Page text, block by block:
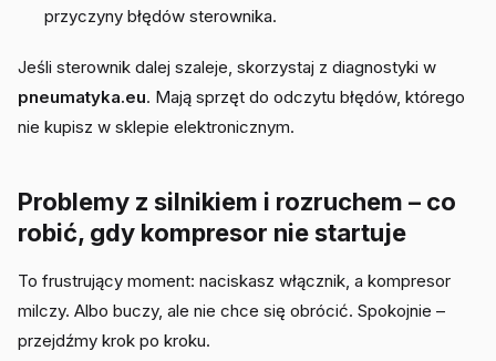
przyczyny błędów sterownika.
Jeśli sterownik dalej szaleje, skorzystaj z diagnostyki w
pneumatyka.eu. Mają sprzęt do odczytu błędów, którego
nie kupisz w sklepie elektronicznym.
Problemy z silnikiem i rozruchem – co
robić, gdy kompresor nie startuje
To frustrujący moment: naciskasz włącznik, a kompresor
milczy. Albo buczy, ale nie chce się obrócić. Spokojnie –
przejdźmy krok po kroku.